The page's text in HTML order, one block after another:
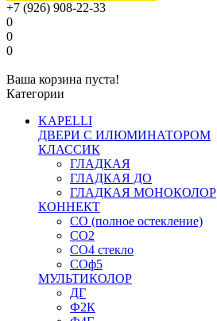
+7 (926) 908-22-33
0
0
0
Ваша корзина пуста!
Категории
KAPELLI
ДВЕРИ С ИЛЮМИНАТОРОМ
КЛАССИК
ГЛАДКАЯ
ГЛАДКАЯ ДО
ГЛАДКАЯ МОНОКОЛОР
КОННЕКТ
СО (полное остекление)
СО2
СО4 стекло
СОф5
МУЛЬТИКОЛОР
ДГ
Ф2К